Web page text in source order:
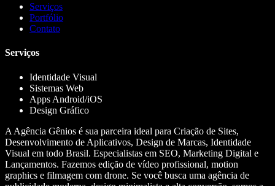
Serviços
Portfólio
Contato
Serviços
Identidade Visual
Sistemas Web
Apps Android/iOS
Design Gráfico
A Agência Gênios é sua parceira ideal para Criação de Sites,
Desenvolvimento de Aplicativos, Design de Marcas, Identidade
Visual em todo Brasil. Especialistas em SEO, Marketing Digital e
Lançamentos. Fazemos edição de vídeo profissional, motion
graphics e filmagem com drone. Se você busca uma agência de